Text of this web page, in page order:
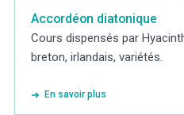
Accordéon diatonique
Cours dispensés par
breton, irlandais, variétés.
En savoir plus